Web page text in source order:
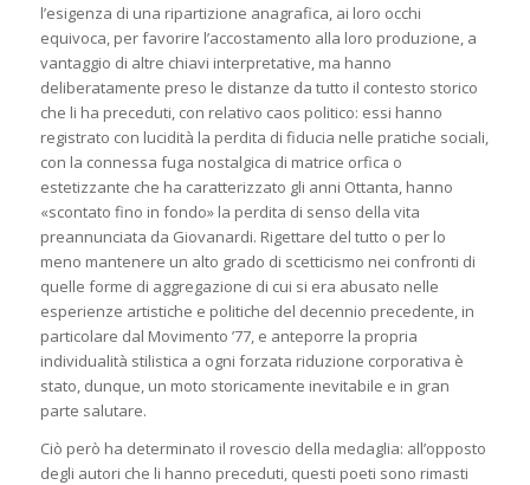
l’esigenza di una ripartizione anagrafica, ai loro occhi
equivoca, per favorire l’accostamento alla loro produzione, a
vantaggio di altre chiavi interpretative, ma hanno
deliberatamente preso le distanze da tutto il contesto storico
che li ha preceduti, con relativo caos politico: essi hanno
registrato con lucidità la perdita di fiducia nelle pratiche sociali,
con la connessa fuga nostalgica di matrice orfica o
estetizzante che ha caratterizzato gli anni Ottanta, hanno
«scontato fino in fondo» la perdita di senso della vita
preannunciata da Giovanardi. Rigettare del tutto o per lo
meno mantenere un alto grado di scetticismo nei confronti di
quelle forme di aggregazione di cui si era abusato nelle
esperienze artistiche e politiche del decennio precedente, in
particolare dal Movimento ’77, e anteporre la propria
individualità stilistica a ogni forzata riduzione corporativa è
stato, dunque, un moto storicamente inevitabile e in gran
parte salutare.
Ciò però ha determinato il rovescio della medaglia: all’opposto
degli autori che li hanno preceduti, questi poeti sono rimasti